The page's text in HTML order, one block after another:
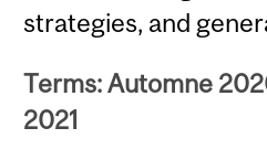
strategies, and
Terms: Automne
2021